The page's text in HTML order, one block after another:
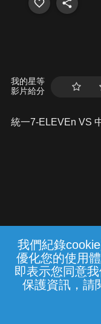
我們紀錄
優化您的使用
即表示您同意
保護資訊，請
我的星等
影片給分
統一7-ELEVEn VS
常見問題 線上
中華電信
(統一